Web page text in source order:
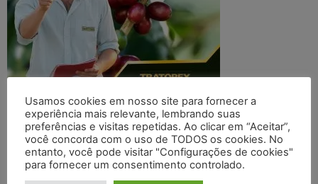
Confira 6 dicas para planejar o ano de sua fazenda e
ter bons resultados.
Deixe um comentário
Usamos cookies em nosso site para fornecer a
experiência mais relevante, lembrando suas
preferências e visitas repetidas. Ao clicar em “Aceitar”,
você concorda com o uso de TODOS os cookies. No
entanto, você pode visitar "Configurações de cookies"
para fornecer um consentimento controlado.